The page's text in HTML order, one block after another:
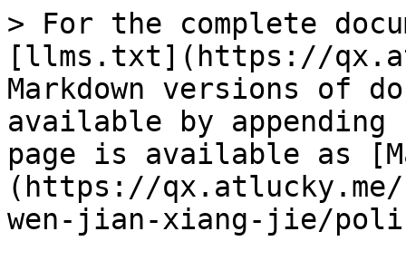
> For the complete
[llms.txt](https://
Markdown versions of
available by
page is available as
(https://
wen-jian-xiang-jie/